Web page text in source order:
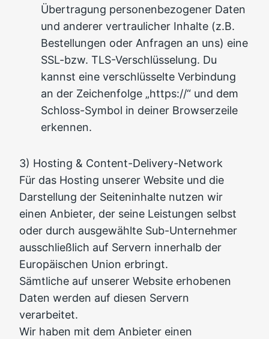
Übertragung personenbezogener Daten
und anderer vertraulicher Inhalte (z.B.
Bestellungen oder Anfragen an uns) eine
SSL-bzw. TLS-Verschlüsselung. Du
kannst eine verschlüsselte Verbindung
an der Zeichenfolge „https://“ und dem
Schloss-Symbol in deiner Browserzeile
erkennen.
3) Hosting & Content-Delivery-Network
Für das Hosting unserer Website und die
Darstellung der Seiteninhalte nutzen wir
einen Anbieter, der seine Leistungen selbst
oder durch ausgewählte Sub-Unternehmer
ausschließlich auf Servern innerhalb der
Europäischen Union erbringt.
Sämtliche auf unserer Website erhobenen
Daten werden auf diesen Servern
verarbeitet.
Wir haben mit dem Anbieter einen